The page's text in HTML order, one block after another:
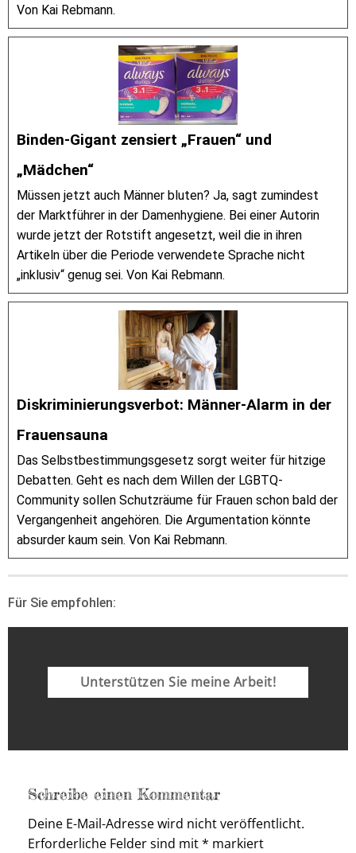
Von Kai Rebmann.
Binden-Gigant zensiert „Frauen“ und
„Mädchen“
Müssen jetzt auch Männer bluten? Ja, sagt zumindest
der Marktführer in der Damenhygiene. Bei einer Autorin
wurde jetzt der Rotstift angesetzt, weil die in ihren
Artikeln über die Periode verwendete Sprache nicht
„inklusiv“ genug sei. Von Kai Rebmann.
Diskriminierungsverbot: Männer-Alarm in der
Frauensauna
Das Selbstbestimmungsgesetz sorgt weiter für hitzige
Debatten. Geht es nach dem Willen der LGBTQ-
Community sollen Schutzräume für Frauen schon bald der
Vergangenheit angehören. Die Argumentation könnte
absurder kaum sein. Von Kai Rebmann.
Für Sie empfohlen:
Unterstützen Sie meine Arbeit!
Schreibe einen Kommentar
Deine E-Mail-Adresse wird nicht veröffentlicht.
Erforderliche Felder sind mit* markiert